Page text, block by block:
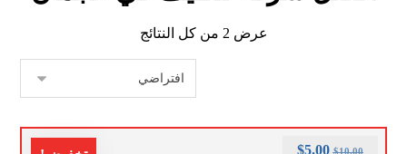
عرض ⁦2⁩ من كل النتائج
$10.00
$5.00